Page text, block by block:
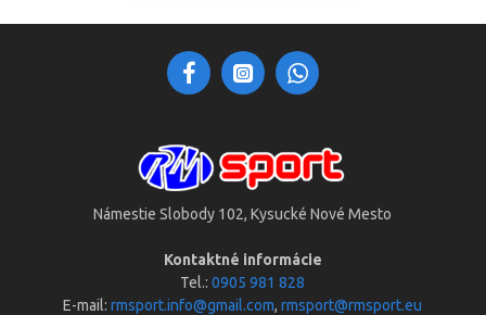
Námestie Slobody 102, Kysucké Nové Mesto
Kontaktné informácie
Tel.:0905 981 828
E-mail:rmsport.info@gmail.com,rmsport@rmsport.eu